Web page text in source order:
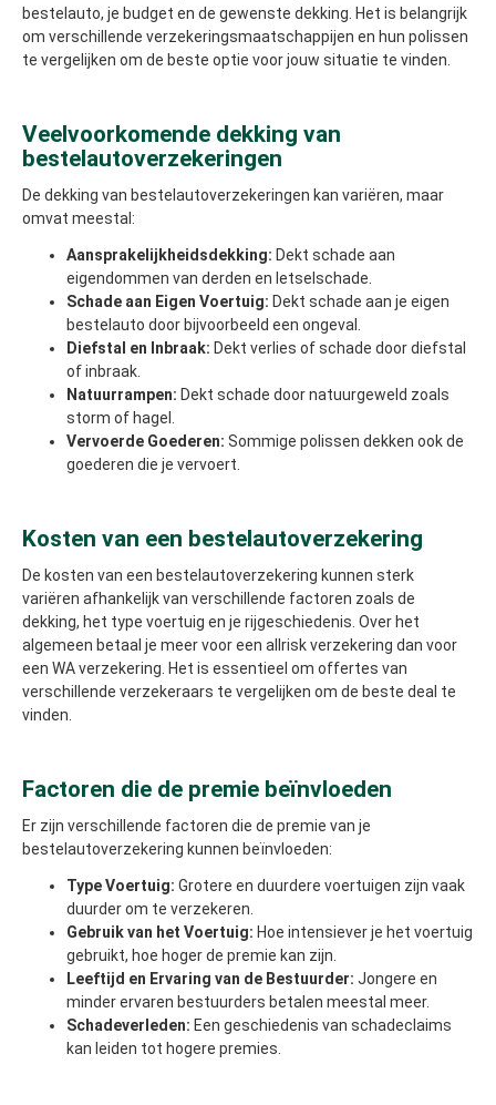
bestelauto, je budget en de gewenste dekking. Het is belangrijk
om verschillende verzekeringsmaatschappijen en hun polissen
te vergelijken om de beste optie voor jouw situatie te vinden.
Veelvoorkomende dekking van
bestelautoverzekeringen
De dekking van bestelautoverzekeringen kan variëren, maar
omvat meestal:
Aansprakelijkheidsdekking: Dekt schade aan
eigendommen van derden en letselschade.
Schade aan Eigen Voertuig: Dekt schade aan je eigen
bestelauto door bijvoorbeeld een ongeval.
Diefstal en Inbraak: Dekt verlies of schade door diefstal
of inbraak.
Natuurrampen: Dekt schade door natuurgeweld zoals
storm of hagel.
Vervoerde Goederen: Sommige polissen dekken ook de
goederen die je vervoert.
Kosten van een bestelautoverzekering
De kosten van een bestelautoverzekering kunnen sterk
variëren afhankelijk van verschillende factoren zoals de
dekking, het type voertuig en je rijgeschiedenis. Over het
algemeen betaal je meer voor een allrisk verzekering dan voor
een WA verzekering. Het is essentieel om offertes van
verschillende verzekeraars te vergelijken om de beste deal te
vinden.
Factoren die de premie beïnvloeden
Er zijn verschillende factoren die de premie van je
bestelautoverzekering kunnen beïnvloeden:
Type Voertuig: Grotere en duurdere voertuigen zijn vaak
duurder om te verzekeren.
Gebruik van het Voertuig: Hoe intensiever je het voertuig
gebruikt, hoe hoger de premie kan zijn.
Leeftijd en Ervaring van de Bestuurder: Jongere en
minder ervaren bestuurders betalen meestal meer.
Schadeverleden: Een geschiedenis van schadeclaims
kan leiden tot hogere premies.